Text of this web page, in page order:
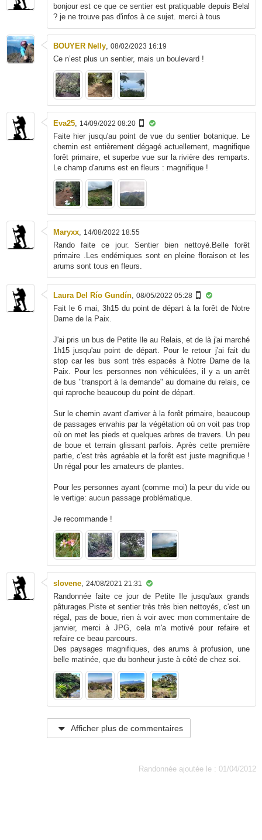
bonjour est ce que ce sentier est pratiquable depuis Belal
? je ne trouve pas d'infos à ce sujet. merci à tous
BOUYER Nelly, 08/02/2023 16:19
Ce n’est plus un sentier, mais un boulevard !
Eva25, 14/09/2022 08:20
Faite hier jusqu'au point de vue du sentier botanique. Le
chemin est entièrement dégagé actuellement, magnifique
forêt primaire, et superbe vue sur la rivière des remparts.
Le champ d'arums est en fleurs : magnifique !
Maryxx, 14/08/2022 18:55
Rando faite ce jour. Sentier bien nettoyé.Belle forêt
primaire .Les endémiques sont en pleine floraison et les
arums sont tous en fleurs.
Laura Del Río Gundín, 08/05/2022 05:28
Fait le 6 mai, 3h15 du point de départ à la forêt de Notre
Dame de la Paix.
J'ai pris un bus de Petite Ile au Relais, et de là j'ai marché
1h15 jusqu'au point de départ. Pour le retour j'ai fait du
stop car les bus sont très espacés à Notre Dame de la
Paix. Pour les personnes non véhiculées, il y a un arrêt
de bus "transport à la demande" au domaine du relais, ce
qui raproche beaucoup du point de départ.
Sur le chemin avant d'arriver à la forêt primaire, beaucoup
de passages envahis par la végétation où on voit pas trop
où on met les pieds et quelques arbres de travers. Un peu
de boue et terrain glissant parfois. Après cette première
partie, c'est très agréable et la forêt est juste magnifique !
Un régal pour les amateurs de plantes.
Pour les personnes ayant (comme moi) la peur du vide ou
le vertige: aucun passage problématique.
Je recommande !
slovene, 24/08/2021 21:31
Randonnée faite ce jour de Petite Ile jusqu'aux grands
pâturages.Piste et sentier très très bien nettoyés, c'est un
régal, pas de boue, rien à voir avec mon commentaire de
janvier, merci à JPG, cela m'a motivé pour refaire et
refaire ce beau parcours.
Des paysages magnifiques, des arums à profusion, une
belle matinée, que du bonheur juste à côté de chez soi.
Afficher plus de commentaires
Randonnée ajoutée le : 01/04/2012